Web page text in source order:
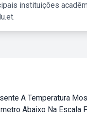
instituições
A Temperatura
Abaixo Na Escala